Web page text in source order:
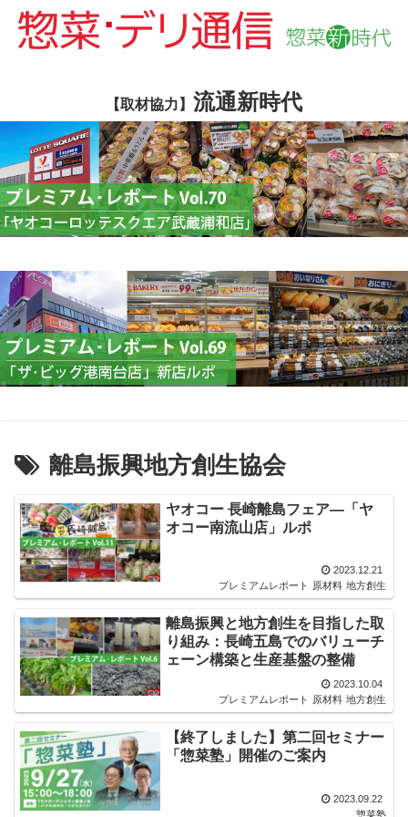
【取材協力】 流通新時代
離島振興地方創生協会
ヤオコー 長崎離島フェア―「ヤ
オコー南流山店」ルポ
2023.12.21
プレミアムレポート 原材料 地方創生
離島振興と地方創生を目指した取
り組み：長崎五島でのバリューチ
ェーン構築と生産基盤の整備
2023.10.04
プレミアムレポート 原材料 地方創生
【終了しました】第二回セミナー
「惣菜塾」開催のご案内
2023.09.22
惣菜塾